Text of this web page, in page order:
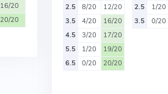
16/20
20/20
2.5
8/20
12/20
3.5
4/20
16/20
4.5
3/20
17/20
5.5
1/20
19/20
6.5
0/20 20/20
2.5
1/20
3.5
0/20